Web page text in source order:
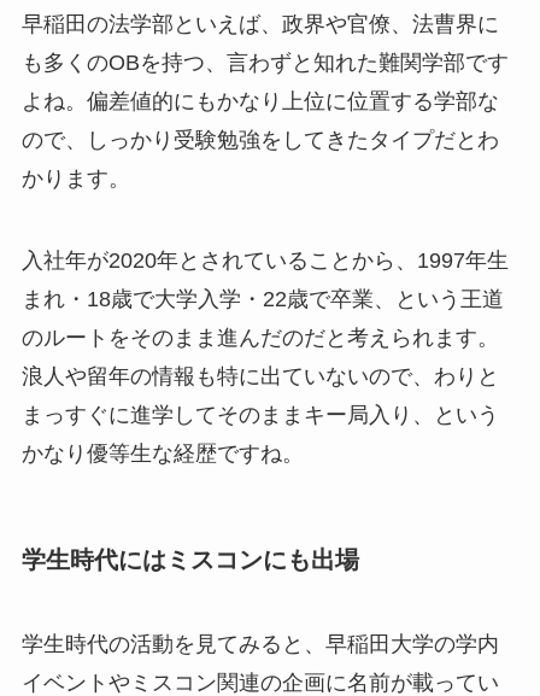
早稲田の法学部といえば、政界や官僚、法曹界に
も多くのOBを持つ、言わずと知れた難関学部です
よね。偏差値的にもかなり上位に位置する学部な
ので、しっかり受験勉強をしてきたタイプだとわ
かります。
入社年が2020年とされていることから、1997年生
まれ・18歳で大学入学・22歳で卒業、という王道
のルートをそのまま進んだのだと考えられます。
浪人や留年の情報も特に出ていないので、わりと
まっすぐに進学してそのままキー局入り、という
かなり優等生な経歴ですね。
学生時代にはミスコンにも出場
学生時代の活動を見てみると、早稲田大学の学内
イベントやミスコン関連の企画に名前が載ってい